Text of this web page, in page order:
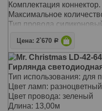
Комплектация коннектор.
Максимальное
Тип провода
Режим работы
Для наружнего
Цена: 2`670 Р
Mr. Christmas LD-42-64
Гирлянда
Тип использования: для
Цвет ламп: разноцветный
Цвет провода: зеленый
Длина: 13,00м